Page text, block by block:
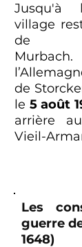
Jusqu'à
village
de
de
le 5 août
arrière
Vieil-
Les
guerre
1648)